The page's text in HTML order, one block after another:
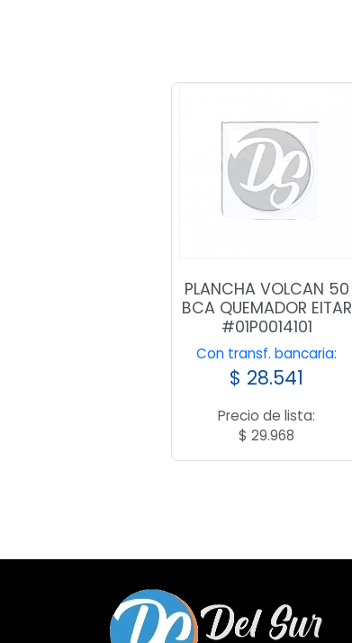
PLANCHA VOLCAN 50
BCA QUEMADOR EITAR
#01P0014101
Con transf. bancaria:
$ 28.541
Precio de lista:
$ 29.968